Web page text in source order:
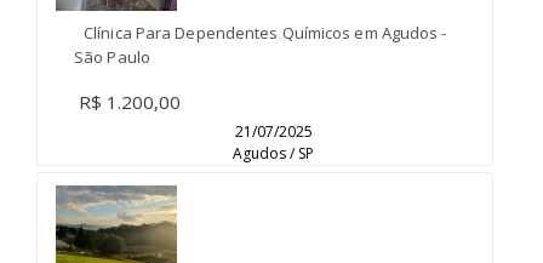
Clínica Para Dependentes Químicos em Agudos -
São Paulo
R$ 1.200,00
21/07/2025
Agudos / SP